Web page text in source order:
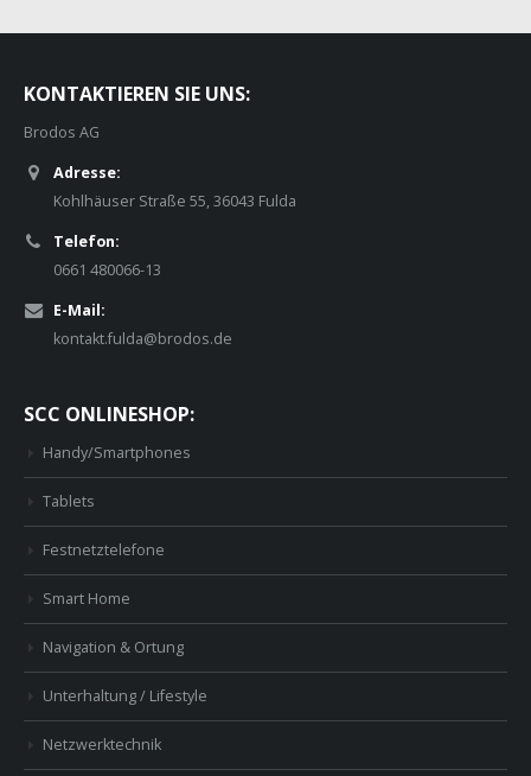
KONTAKTIEREN SIE UNS:
Brodos AG
Adresse:
Kohlhäuser Straße 55, 36043 Fulda
Telefon:
0661 480066-13
E-Mail:
kontakt.fulda@brodos.de
SCC ONLINESHOP:
Handy/Smartphones
Tablets
Festnetztelefone
Smart Home
Navigation & Ortung
Unterhaltung / Lifestyle
Netzwerktechnik